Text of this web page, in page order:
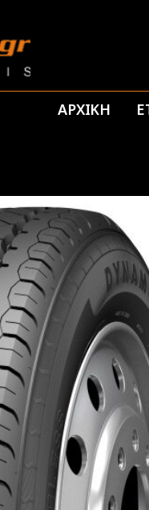
ΑΡΧΙΚΗ